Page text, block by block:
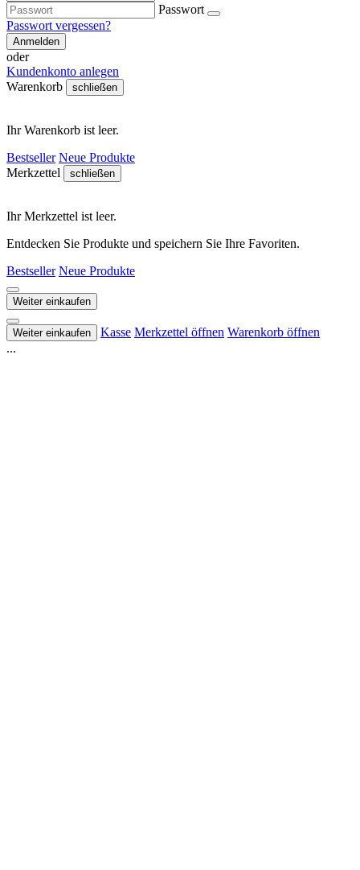
Passwort
Passwort vergessen?
Anmelden
oder
Kundenkonto anlegen
Warenkorb
schließen
Ihr Warenkorb ist leer.
Bestseller Neue Produkte
Merkzettel
schließen
Ihr Merkzettel ist leer.
Entdecken Sie Produkte und speichern Sie Ihre Favoriten.
Bestseller Neue Produkte
Weiter einkaufen
Weiter einkaufen Kasse Merkzettel öffnen Warenkorb öffnen
...